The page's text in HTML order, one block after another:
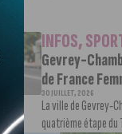
INFOS,
Gevrey-
de France
30 JUILLET, 2026
La ville de Gevrey-
quatrième étape du